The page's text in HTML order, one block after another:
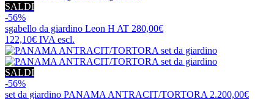
SALDI
-56%
sgabello da giardino Leon H AT 280,00€
122,10€ IVA escl.
SALDI
-56%
set da giardino PANAMA ANTRACIT/TORTORA 2.200,00€